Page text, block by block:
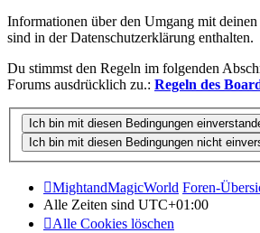
Informationen über den Umgang mit
sind in der Datenschutzerklärung enthalten.
Du stimmst den Regeln im folgenden
Forums ausdrücklich zu.: Regeln des
MightandMagicWorld Foren-
Alle Zeiten sind UTC+01:00
Alle Cookies löschen